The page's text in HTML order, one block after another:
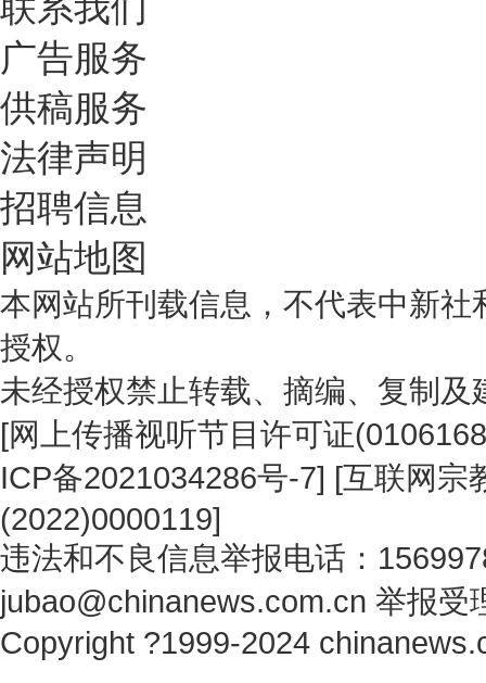
广告服务
供稿服务
法律声明
招聘信息
网站地图
本网站所刊载信息，不代表中新
授权。
未经授权禁止转载、摘编、复制
[网上传播视听节目许可证
ICP备2021034286号-7] [互联网宗
(2022)0000119]
违法和不良信息举报电话：
jubao@chinanews.com.cn 举报受
Copyright ?1999-2024